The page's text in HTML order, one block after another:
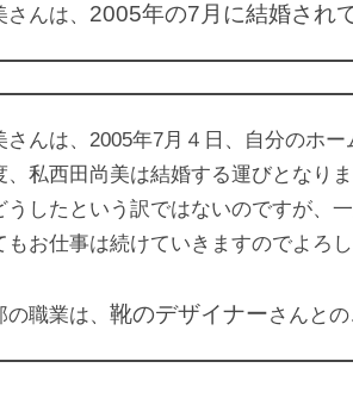
んは、 2005年の7月に結婚され
さんは、2005年7月４日、自分のホー
、私西田尚美は結婚する運びとなりま
うしたという訳ではないのですが、一
もお仕事は続けていきますのでよろ
職業は、 靴のデザイナーさんとの